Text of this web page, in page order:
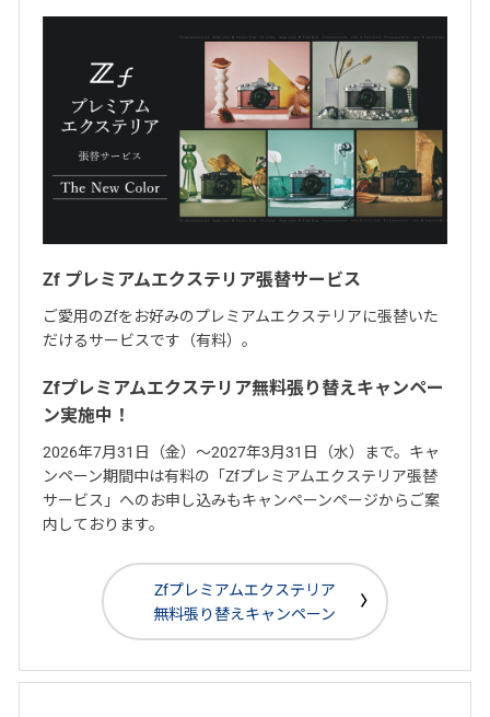
Zf プレミアムエクステリア張替サービス
ご愛用のZfをお好みのプレミアムエクステリアに張替いた
だけるサービスです（有料）。
Zfプレミアムエクステリア無料張り替えキャンペー
ン実施中！
2026年7月31日（金）～2027年3月31日（水）まで。キャ
ンペーン期間中は有料の「Zfプレミアムエクステリア張替
サービス」へのお申し込みもキャンペーンページからご案
内しております。
Zfプレミアムエクステリア
無料張り替えキャンペーン